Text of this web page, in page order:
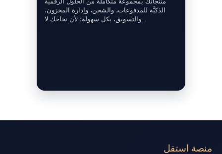
الذكيَّة للمدفوعات، والشحن، وإدارة المخزون،
والتسويق، بكل سهولة؛ لأن نجاحك لا...
منصة استقل